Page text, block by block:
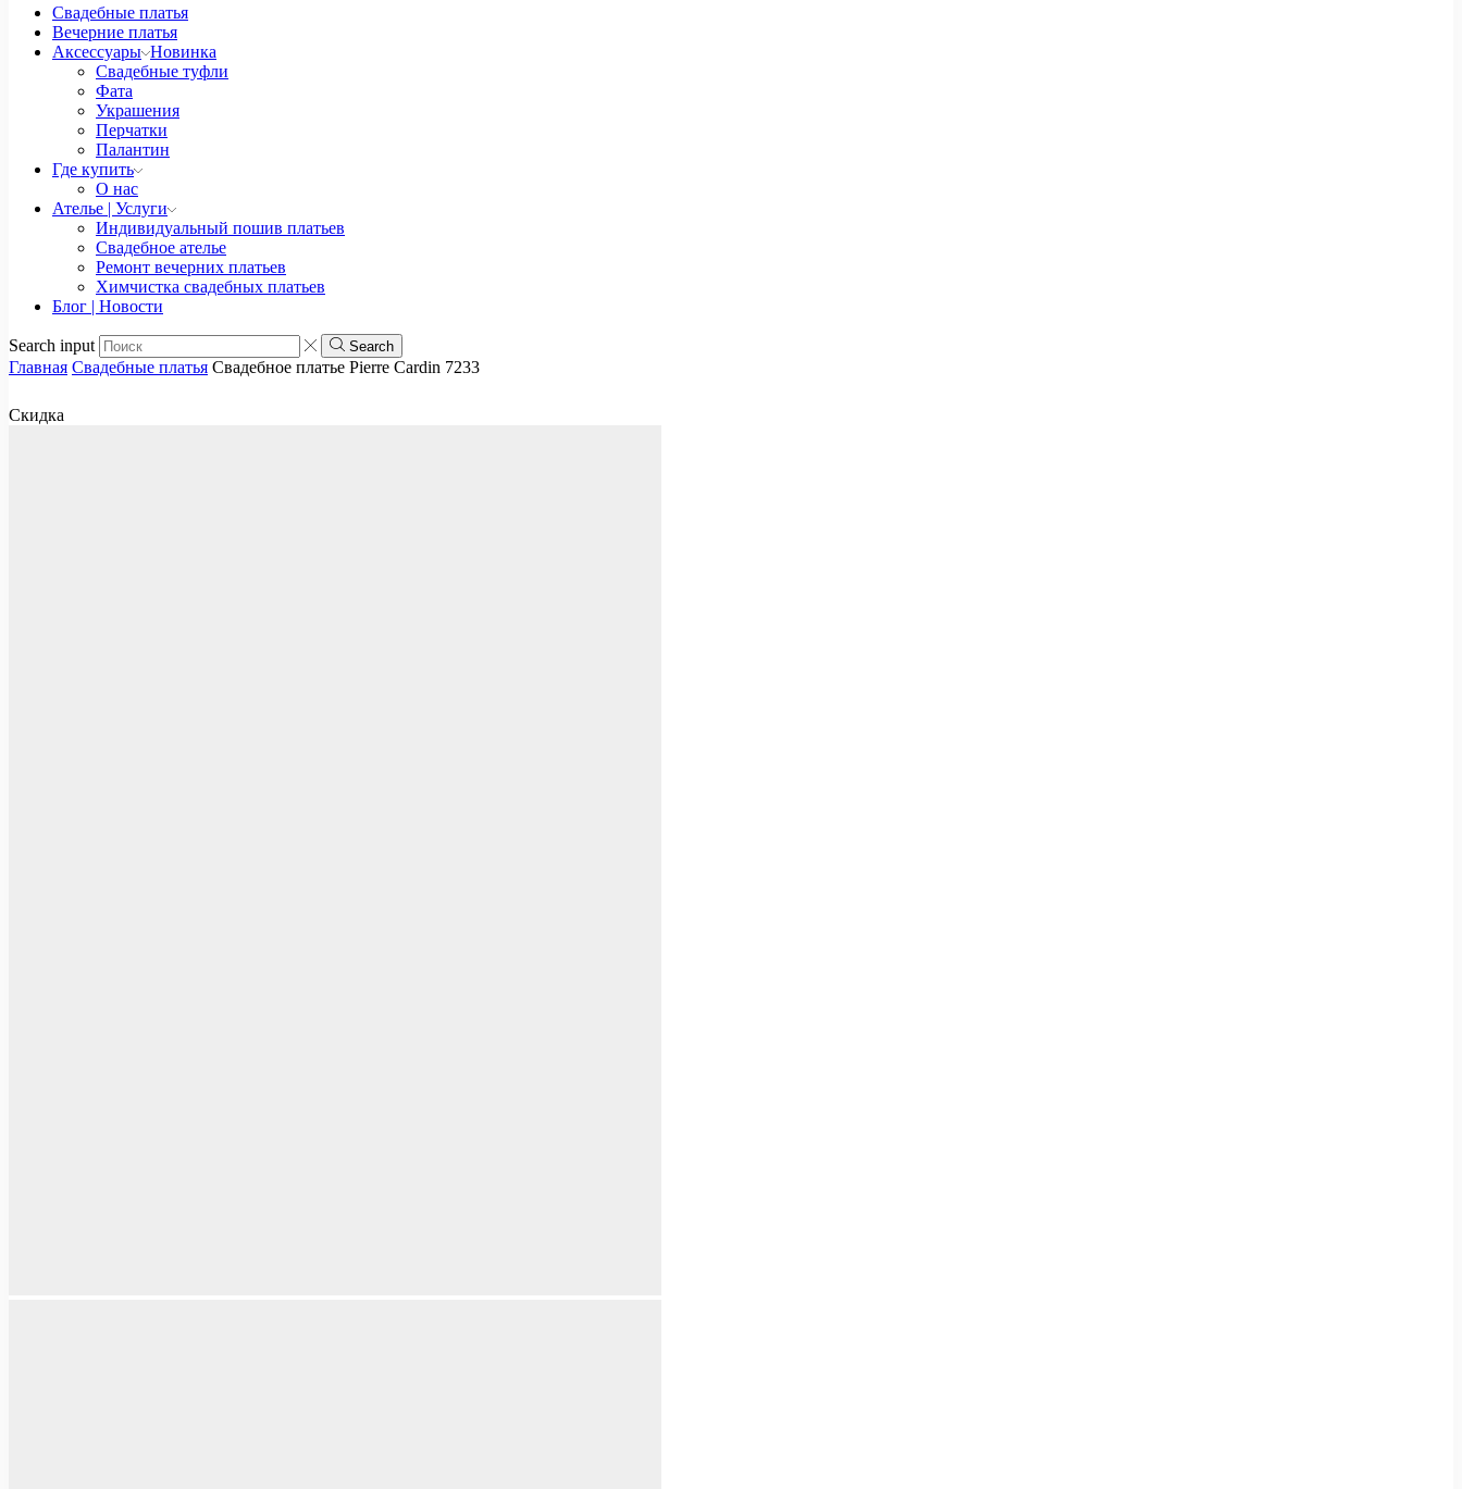
Свадебные платья
Вечерние платья
Аксессуары Новинка
Свадебные туфли
Фата
Украшения
Перчатки
Палантин
Где купить
О нас
Ателье | Услуги
Индивидуальный пошив платьев
Свадебное ателье
Ремонт вечерних платьев
Химчистка свадебных платьев
Блог | Новости
Search input Search
Главная Свадебные платья Свадебное платье Pierre Cardin 7233
Скидка